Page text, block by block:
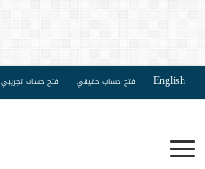
English فتح حساب حقيقي فتح حساب تجريبي